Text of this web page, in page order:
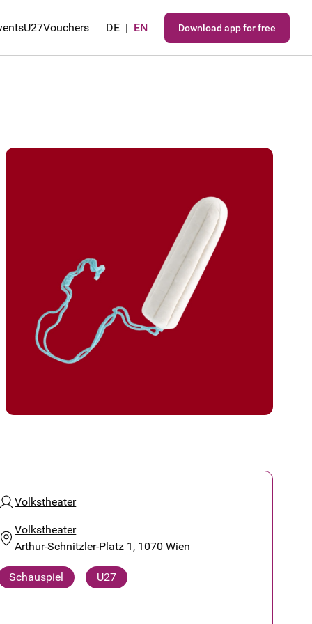
U27Vouchers DE | EN Download app for free
Volkstheater
Volkstheater
Arthur-Schnitzler-Platz 1, 1070 Wien
Schauspiel U27